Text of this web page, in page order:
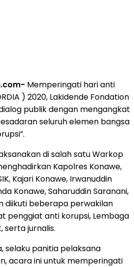
Memperingati hari anti
) 2020, Lakidende Fondation
publik dengan mengangkat
seluruh elemen bangsa
di salah satu Warkop
Kapolres Konawe,
Kajari Konawe, Irwanuddin
Konawe, Saharuddin Saranani,
diikuti beberapa perwakilan
penggiat anti korupsi, Lembaga
serta jurnalis.
selaku panitia pelaksana
acara ini untuk memperingati